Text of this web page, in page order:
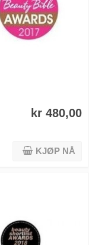
kr 480,00
KJØP NÅ